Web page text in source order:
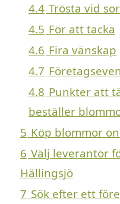
4.4 Trösta vid
4.5 För att tacka
4.6 Fira vänskap
4.7
4.8 Punkter att
beställer
5 Köp blommor
6 Välj leverantör
Hällingsjö
7 Sök efter ett